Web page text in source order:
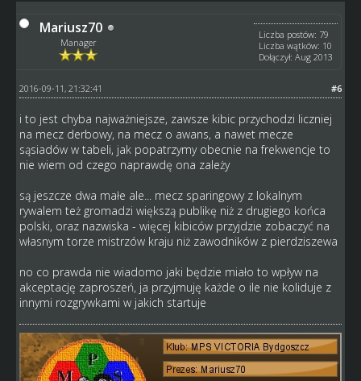
Mariusz70
Manager
Liczba postów: 79
Liczba wątków: 10
Dołączył: Aug 2013
#6
2016-09-11, 21:32:41
i to jest chyba najważniejsze, zawsze kibic przychodzi liczniej
na mecz derbowy, na mecz o awans, a nawet mecze
sąsiadów w tabeli, jak popatrzymy obecnie na frekwencje to
nie wiem od czego naprawdę ona zależy
są jeszcze dwa małe ale... mecz sparingowy z lokalnym
rywalem też gromadzi większą publikę niż z drugiego końca
polski, oraz nazwiska - więcej kibiców przyjdzie zobaczyć na
własnym torze mistrzów kraju niż zawodników z pierdziszewa
no co prawda nie wiadomo jaki będzie miało to wpływ na
akceptację zaproszeń, ja przyjmuję każde o ile nie koliduje z
innymi rozgrywkami w jakich startuje